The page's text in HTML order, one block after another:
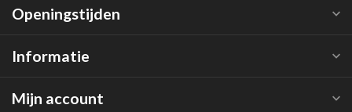
Openingstijden
Informatie
Mijn account